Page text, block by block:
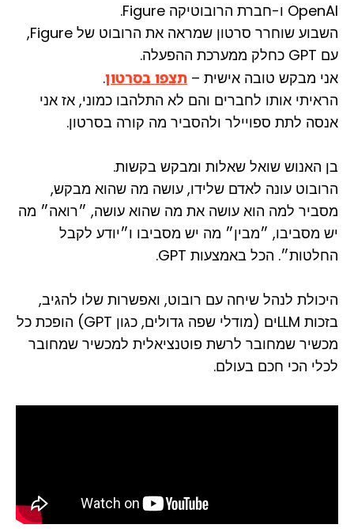
OpenAI ו-חברת הרובוטיקה Figure.
השבוע שוחרר סרטון שמראה את הרובוט של Figure,
עם GPT כחלק ממערכת ההפעלה.
אני מבקש טובה אישית – תצפו בסרטון.
הראיתי אותו לחברים והם לא התלהבו כמוני, אז אני
אנסה לתת ספויילר ולהסביר מה קורה בסרטון.
בן האנוש שואל שאלות ומבקש בקשות.
הרובוט עונה לאדם שלידו, עושה מה שהוא מבקש,
מסביר למה הוא עושה את מה שהוא עושה, ״רואה״ מה
יש מסביבו, ״מבין״ מה יש מסביבו ו״יודע לקבל
החלטות״. הכל באמצעות GPT.
היכולת לנהל שיחה עם רובוט, ואפשרות שלו להגיב,
בזכות LLMים (מודלי שפה גדולים, כגון GPT) הופכת כל
מכשיר שמחובר לרשת פוטנציאלית למכשיר שמחובר
לכלי הכי חכם בעולם.